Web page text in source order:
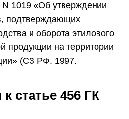
N 1019 «Об утверждении
подтверждающих
и оборота этилового
продукции на территории
(СЗ РФ. 1997.
статье 456 ГК